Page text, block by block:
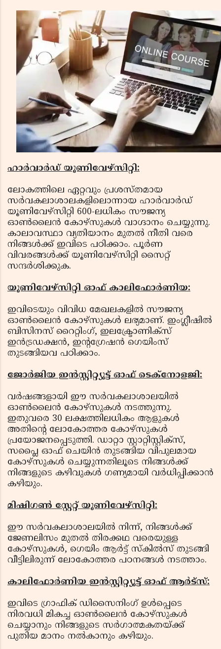
ഹാര്‍വാര്‍ഡ് യൂണിവേഴ്‌സിറ്റി:
ലോകത്തിലെ ഏറ്റവും പ്രശസ്തമായ
സര്‍വകലാശാലകളിലൊന്നായ ഹാര്‍വാര്‍ഡ്
യൂണിവേഴ്‌സിറ്റി 600-ലധികം സൗജന്യ
ഓണ്‍ലൈന്‍ കോഴ്‌സുകള്‍ വാഗ്ദാനം ചെയ്യുന്നു.
കാലാവസ്ഥാ വ്യതിയാനം മുതല്‍ നീതി വരെ
നിങ്ങള്‍ക്ക് ഇവിടെ പഠിക്കാം. പൂര്‍ണ
വിവരങ്ങള്‍ക്ക് യൂണിവേഴ്‌സിറ്റി സൈറ്റ്
സന്ദര്‍ശിക്കുക.
യൂണിവേഴ്‌സിറ്റി ഓഫ് കാലിഫോര്‍ണിയ:
ഇവിടെയും വിവിധ മേഖലകളില്‍ സൗജന്യ
ഓണ്‍ലൈന്‍ കോഴ്‌സുകള്‍ ലഭ്യമാണ്. ഇംഗ്ലീഷില്‍
ബിസിനസ് റൈറ്റിംഗ്, ഇലക്ട്രോണിക്‌സ്
ഇന്‍ട്രഡക്ഷന്‍, ഇന്റഗ്രേഷന്‍ ഗെയിംസ്
തുടങ്ങിയവ പഠിക്കാം.
ജോര്‍ജിയ ഇന്‍സ്റ്റിറ്റ്യൂട്ട് ഓഫ് ടെക്‌നോളജി:
വര്‍ഷങ്ങളായി ഈ സര്‍വകലാശാലയില്‍
ഓണ്‍ലൈന്‍ കോഴ്‌സുകള്‍ നടത്തുന്നു.
ഇതുവരെ 30 ലക്ഷത്തിലധികം ആളുകള്‍
അതിന്റെ ലോകോത്തര കോഴ്സുകള്‍
പ്രയോജനപ്പെടുത്തി. ഡാറ്റാ സ്റ്റാറ്റിസ്റ്റിക്സ്,
സപ്ലൈ ഓഫ് ചെയിന്‍ തുടങ്ങിയ വിപുലമായ
കോഴ്സുകള്‍ ചെയ്യുന്നതിലൂടെ നിങ്ങള്‍ക്ക്
നിങ്ങളുടെ കഴിവുകള്‍ ഗണ്യമായി വര്‍ധിപ്പിക്കാന്‍
കഴിയും.
മിഷിഗണ്‍ സ്റ്റേറ്റ് യൂണിവേഴ്‌സിറ്റി:
ഈ സര്‍വകലാശാലയില്‍ നിന്ന്, നിങ്ങള്‍ക്ക്
ജേണലിസം മുതല്‍ തിരക്കഥ വരെയുള്ള
കോഴ്‌സുകള്‍, ഗെയിം ആര്‍ട്ട് സ്‌കില്‍സ് തുടങ്ങി
വീട്ടിലിരുന്ന് ലോകോത്തര പഠനങ്ങള്‍ നടത്താം.
കാലിഫോര്‍ണിയ ഇന്‍സ്റ്റിറ്റ്യൂട്ട് ഓഫ് ആര്‍ട്‌സ്:
ഇവിടെ ഗ്രാഫിക് ഡിസൈനിംഗ് ഉള്‍പ്പെടെ
നിരവധി മികച്ച ഓണ്‍ലൈന്‍ കോഴ്‌സുകള്‍
ചെയ്യാനും നിങ്ങളുടെ സര്‍ഗാത്മകതയ്ക്ക്
പുതിയ മാനം നല്‍കാനും കഴിയും.